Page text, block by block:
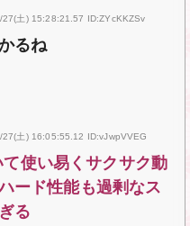
土) 15:28:21.57 ID:ZYcKKZSv
るね
土) 16:05:55.12 ID:vJwpVVEG
使い易くサクサク動
ード性能も過剰なス
る